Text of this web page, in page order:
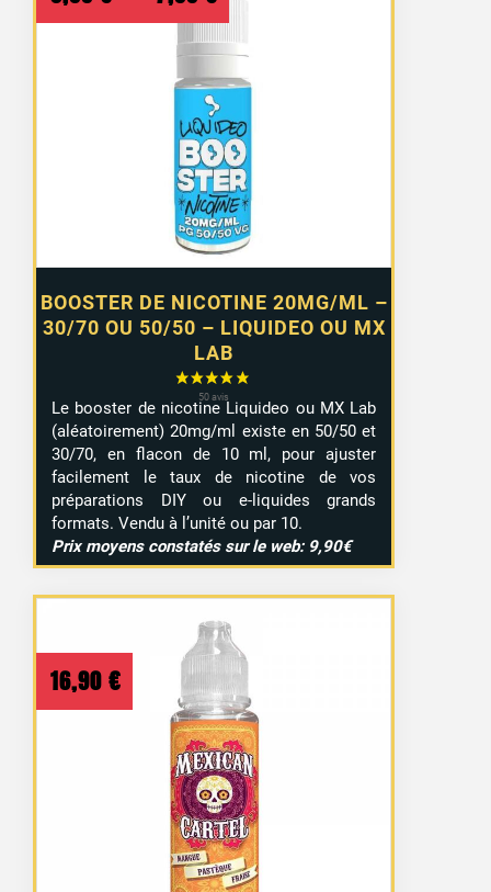
BOOSTER DE NICOTINE 20MG/ML –
30/70 OU 50/50 – LIQUIDEO OU MX
LAB
de
prix :
0,99 €
à
7,99 €
Le booster de nicotine Liquideo ou MX Lab
(aléatoirement) 20mg/ml existe en 50/50 et
30/70, en flacon de 10 ml, pour ajuster
facilement le taux de nicotine de vos
préparations DIY ou e-liquides grands
formats. Vendu à l’unité ou par 10.
Prix moyens constatés sur le web: 9,90€
16,90 €